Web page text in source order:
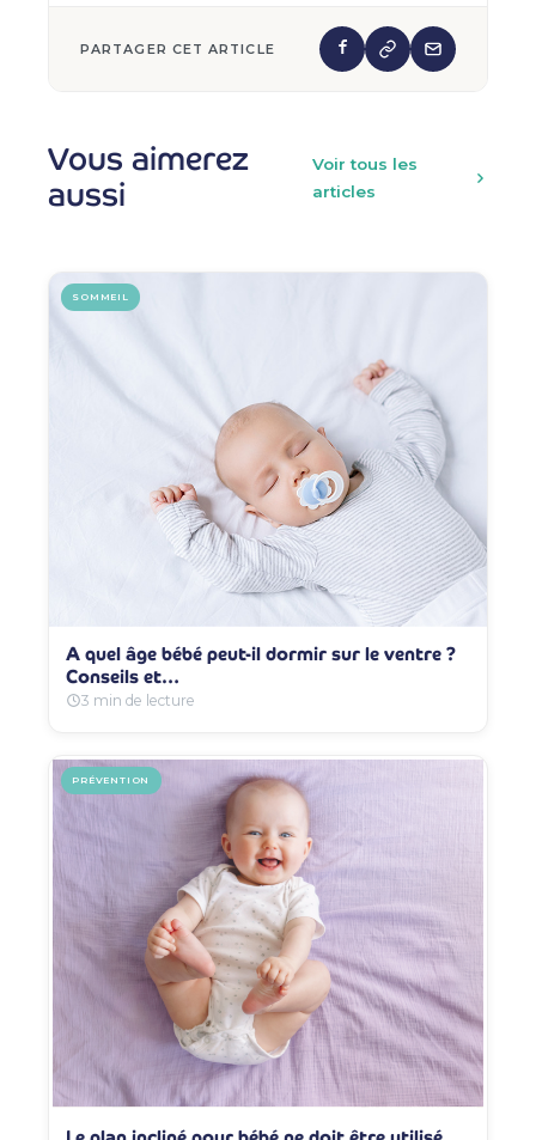
PARTAGER CET ARTICLE
Vous aimerez
aussi
Voir tous les
articles
SOMMEIL
A quel âge bébé peut-il dormir sur le ventre ?
Conseils et…
3 min de lecture
PRÉVENTION